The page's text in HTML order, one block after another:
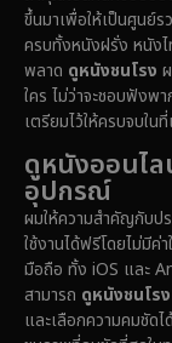
ขึ้นมาเพื่อให้เป็นศูนย์
ครบทั้งหนังฝรั่ง หนังไ
พลาด ดูหนังชนโรง
ใคร ไม่ว่าจะชอบฟังพ
เตรียมไว้ให้ครบจบใน
ดูหนังออนไล
อุปกรณ์
ผมให้ความสำคัญกับป
ใช้งานได้ฟรีโดยไม่มีค่
มือถือ ทั้ง iOS และ
สามารถ ดูหนังชนโรง
และเลือกความคมชัด